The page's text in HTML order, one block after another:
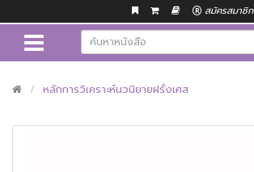
สมัครสมาชิก
หลักการวิเคราะห์นวนิยายฝรั่งเศส